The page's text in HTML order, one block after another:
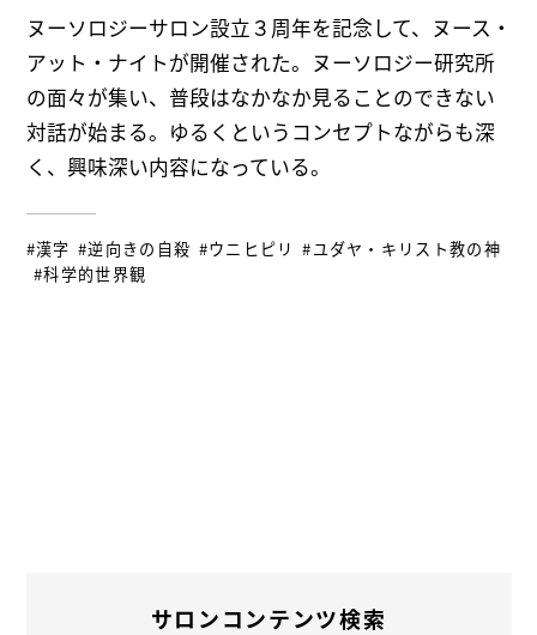
ヌーソロジーサロン設立３周年を記念して、ヌース・
アット・ナイトが開催された。ヌーソロジー研究所
の面々が集い、普段はなかなか見ることのできない
対話が始まる。ゆるくというコンセプトながらも深
く、興味深い内容になっている。
#漢字 #逆向きの自殺 #ウニヒピリ #ユダヤ・キリスト教の神
#科学的世界観
サロンコンテンツ検索